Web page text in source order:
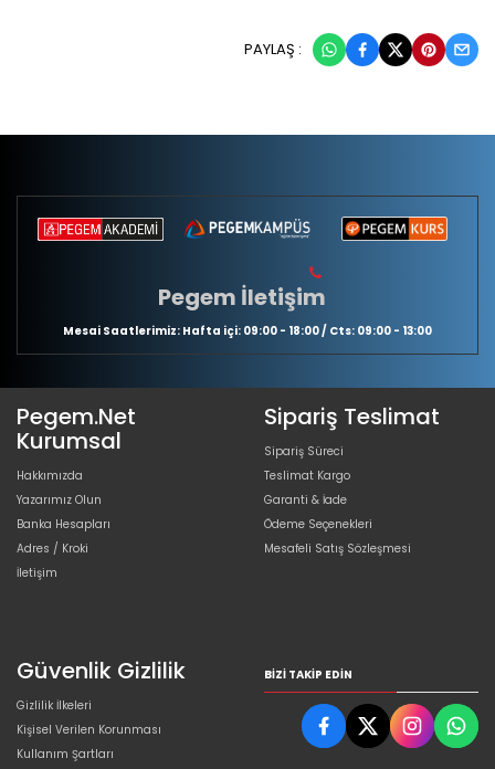
PAYLAŞ :
Pegem İletişim
Mesai Saatlerimiz: Hafta içi: 09:00 - 18:00 / Cts: 09:00 - 13:00
Pegem.Net
Kurumsal
Hakkımızda
Yazarımız Olun
Banka Hesapları
Adres / Kroki
İletişim
Sipariş Teslimat
Sipariş Süreci
Teslimat Kargo
Garanti & İade
Ödeme Seçenekleri
Mesafeli Satış Sözleşmesi
Güvenlik Gizlilik
Gizlilik İlkeleri
Kişisel Verilen Korunması
Kullanım Şartları
BIZI TAKIP EDIN